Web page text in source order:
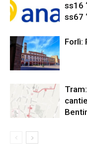
ss16
ss67
Forlì: